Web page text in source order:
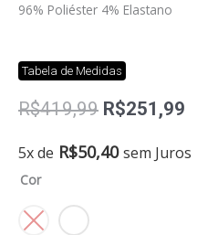
96% Poliéster 4% Elastano
Tabela de Medidas
R$419,99 O
original
R$251,99
atual
5x de R$50,40 sem Juros
Cor
Blusa
quantidade